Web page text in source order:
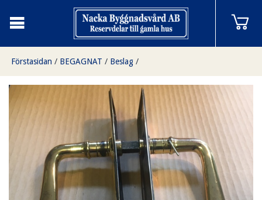
Förstasidan / BEGAGNAT / Beslag /
Begagnat dörrhandtag mässing